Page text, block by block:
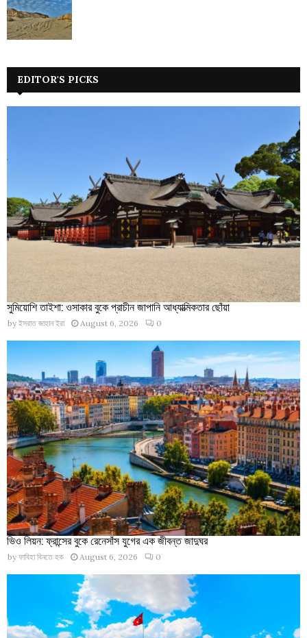
EDITOR'S PICKS
সুমিয়োশি তাইশা: ওসাকার বুকে প্রাচীন জাপানি আধ্যাত্মিকতার ছোঁয়া
by ইসরাত জাহান ইরা August 6, 2026 0
ভিও লিয়ন: ফ্রান্সের বুকে রেনেসাঁস যুগের এক জীবন্ত জাদুঘর
by ফাবিহা বিনতে হক August 6, 2026 0